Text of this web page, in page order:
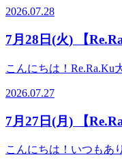
県鎌倉市大船1丁目22-
ジキャンペーン開催中
店頭でのお水の提供が
ーーーーーーーーーー
→https://
す♪リラックスしなが
心よりお待ちしており
☆彡☆彡☆彡★サマーチ
Re.Ra.Ku PAY または
で。詳しくはスタッ
致しました。 水分は
ます。ーーーーーーー
ら→https://
前にお身体をケアしま
です♪リラックスしな
コース】もございます
OFF☆ 90分以上のコー
チ・脚こしストレッ
☆彡☆彡☆彡★サマーチ
Re.Ra.Ku PAY または
で。詳しくはスタッ
致しました。 水分は
★【爽快ヘッドスパ】
でスッキリ爽快リラッ
ン系の爽やかな香り・
※香りが気になる方に
+550円で炭酸スプレ
ス】もございます♪50分
上のコースではボディ
さでたまったお疲れを
せんか?本日も皆様の
♪【本日の空き情報】
が気になる方にオスス
炭酸泡スプレーでスッ
りでリラックス※香り
単体予約可能な”グレ
5,280円 には、＋550
2026.07.28
7月28日(火) 【
こんにちは！Re.Ra.Ku
毎年大好評の オプシ
パ】 頭、目、首、肩
ッドスパ＋シュワシュ
り・ラベンダーベース
2026.07.27
7月27日(月) 【
こんにちは！いつもあ